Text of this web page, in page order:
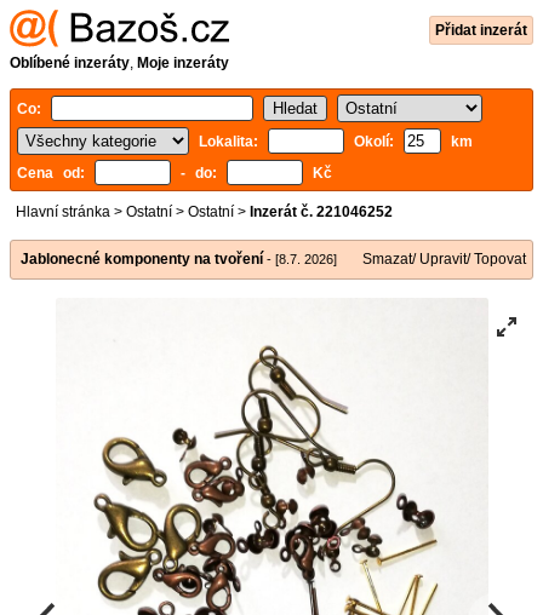
Přidat inzerát
Oblíbené inzeráty, Moje inzeráty
Co:
Lokalita:
Okolí:
km
Cena od:
- do: Kč
Hlavní stránka > Ostatní > Ostatní > Inzerát č. 221046252
Jablonecné komponenty na tvoření - [8.7. 2026] Smazat/ Upravit/ Topovat